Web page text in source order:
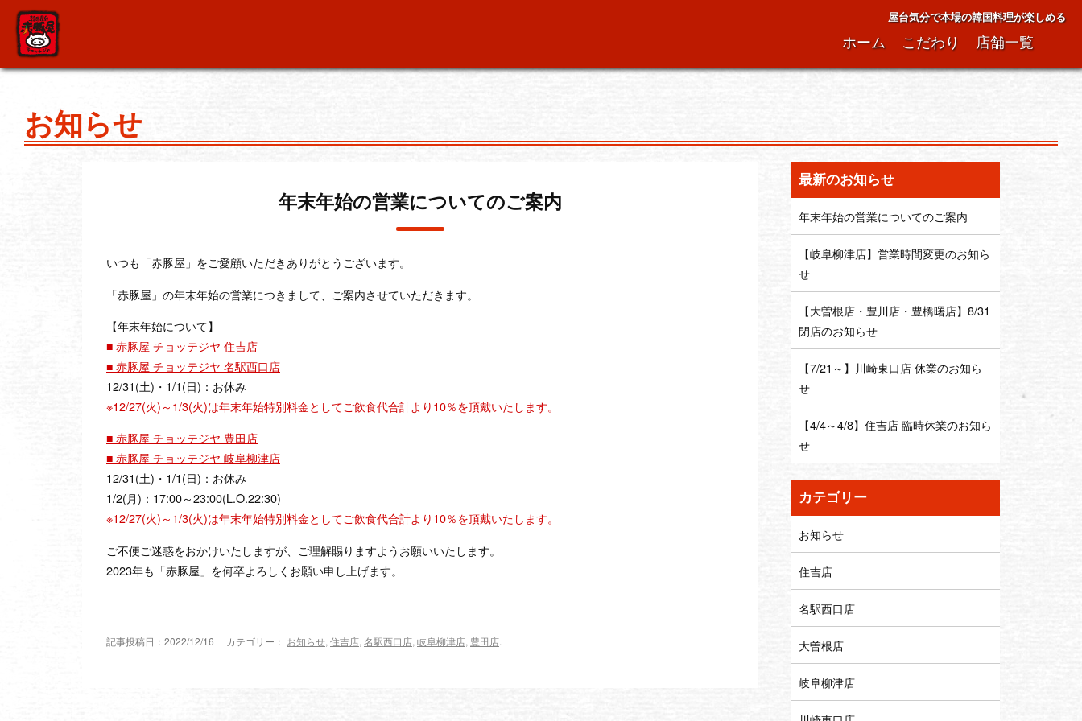
屋台気分で本場の韓国料理が楽しめる
ホーム こだわり 店舗一覧
お知らせ
年末年始の営業についてのご案内
いつも「赤豚屋」をご愛顧いただきありがとうございます。
「赤豚屋」の年末年始の営業につきまして、ご案内させていただきます。
【年末年始について】
■ 赤豚屋 チョッテジヤ 住吉店
■ 赤豚屋 チョッテジヤ 名駅西口店
12/31(土)・1/1(日)：お休み
※12/27(火)～1/3(火)は年末年始特別料金としてご飲食代合計より10％を頂戴いたします。
■ 赤豚屋 チョッテジヤ 豊田店
■ 赤豚屋 チョッテジヤ 岐阜柳津店
12/31(土)・1/1(日)：お休み
1/2(月)：17:00～23:00(L.O.22:30)
※12/27(火)～1/3(火)は年末年始特別料金としてご飲食代合計より10％を頂戴いたします。
ご不便ご迷惑をおかけいたしますが、ご理解賜りますようお願いいたします。
2023年も「赤豚屋」を何卒よろしくお願い申し上げます。
記事投稿日：2022/12/16 カテゴリー： お知らせ, 住吉店, 名駅西口店, 岐阜柳津店, 豊田店.
最新のお知らせ
年末年始の営業についてのご案内
【岐阜柳津店】営業時間変更のお知ら
せ
【大曽根店・豊川店・豊橋曙店】8/31
閉店のお知らせ
【7/21～】川崎東口店 休業のお知ら
せ
【4/4～4/8】住吉店 臨時休業のお知ら
せ
カテゴリー
お知らせ
住吉店
名駅西口店
大曽根店
岐阜柳津店